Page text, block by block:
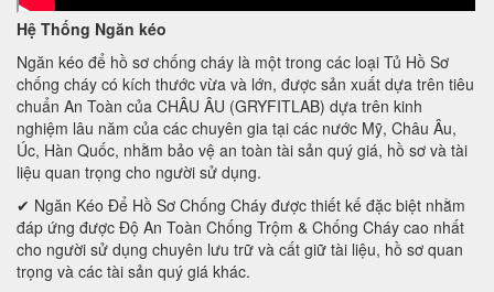
Hệ Thống Ngăn kéo
Ngăn kéo để hồ sơ chống cháy là một trong các loại Tủ Hồ Sơ
chống cháy có kích thước vừa và lớn, được sản xuất dựa trên tiêu
chuẩn An Toàn của CHÂU ÂU (GRYFITLAB) dựa trên kinh
nghiệm lâu năm của các chuyên gia tại các nước Mỹ, Châu Âu,
Úc, Hàn Quốc, nhằm bảo vệ an toàn tài sản quý giá, hồ sơ và tài
liệu quan trọng cho người sử dụng.
✔ Ngăn Kéo Để Hồ Sơ Chống Cháy được thiết kế đặc biệt nhằm
đáp ứng được Độ An Toàn Chống Trộm & Chống Cháy cao nhất
cho người sử dụng chuyên lưu trữ và cất giữ tài liệu, hồ sơ quan
trọng và các tài sản quý giá khác.